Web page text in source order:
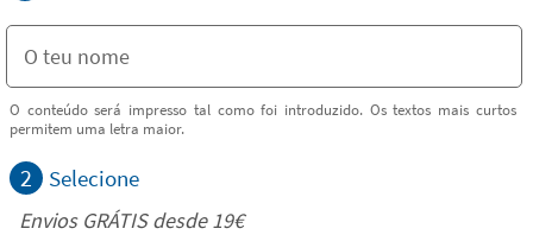
O conteúdo será impresso tal como foi introduzido. Os textos mais curtos
permitem uma letra maior.
2 Selecione
Envios GRÁTIS desde 19€